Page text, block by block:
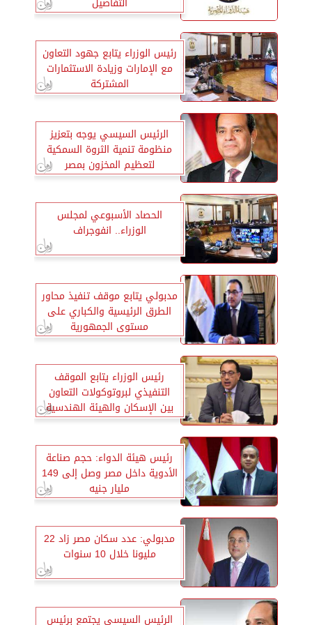
رئيس الوزراء يتابع جهود التعاون
مع الإمارات وزيادة الاستثمارات
المشتركة
الرئيس السيسي يوجه بتعزيز
منظومة تنمية الثروة السمكية
لتعظيم المخزون بمصر
الحصاد الأسبوعي لمجلس
الوزراء.. انفوجراف
مدبولي يتابع موقف تنفيذ محاور
الطرق الرئيسية والكباري على
مستوى الجمهورية
رئيس الوزراء يتابع الموقف
التنفيذي لبروتوكولات التعاون
بين الإسكان والهيئة الهندسية
رئيس هيئة الدواء: حجم صناعة
الأدوية داخل مصر وصل إلى 149
مليار جنيه
مدبولي: عدد سكان مصر زاد 22
مليونا خلال 10 سنوات
الرئيس السيسى يجتمع برئيس